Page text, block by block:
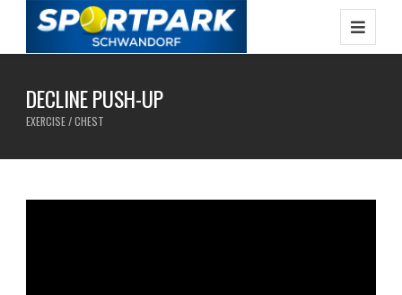
DECLINE PUSH-UP
EXERCISE / CHEST